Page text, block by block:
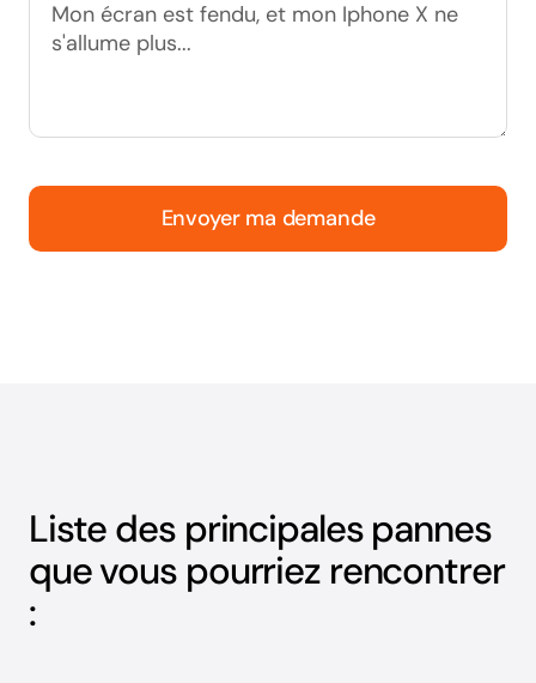
Envoyer ma demande
Liste des principales pannes
que vous pourriez rencontrer
: